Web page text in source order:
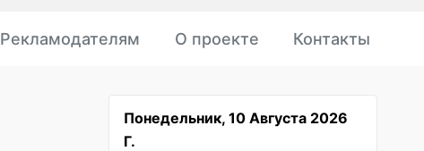
Рекламодателям О проекте Контакты
Понедельник, 10 Августа 2026
Г.